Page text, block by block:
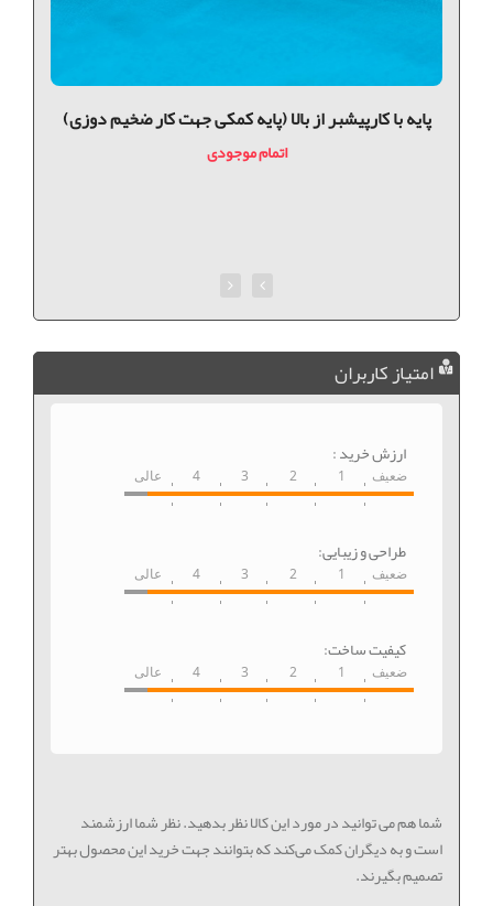
پايه با كارپيشبر از بالا (پایه کمکی جهت کار ضخیم دوزی)
اتمام موجودی
امتیاز کاربران
ارزش خرید :
ضعیف 1
2
3
4 عالی
طراحی و زیبایی:
ضعیف 1
2
3
4 عالی
کیفیت ساخت:
ضعیف 1
2
3
4 عالی
شما هم می توانید در مورد این کالا نظر بدهید. نظر شما ارزشمند
است و به دیگران کمک می‌کند که بتوانند جهت خرید این محصول بهتر
تصمیم بگیرند.